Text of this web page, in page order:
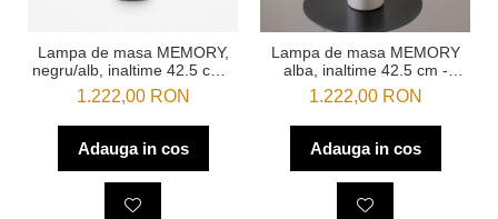
Lampa de masa MEMORY,
negru/alb, inaltime 42.5 cm -
MAYTONI
1.222,00 RON
Adauga in cos
Lampa de masa MEMORY
alba, inaltime 42.5 cm -
MAYTONI
1.222,00 RON
Adauga in cos